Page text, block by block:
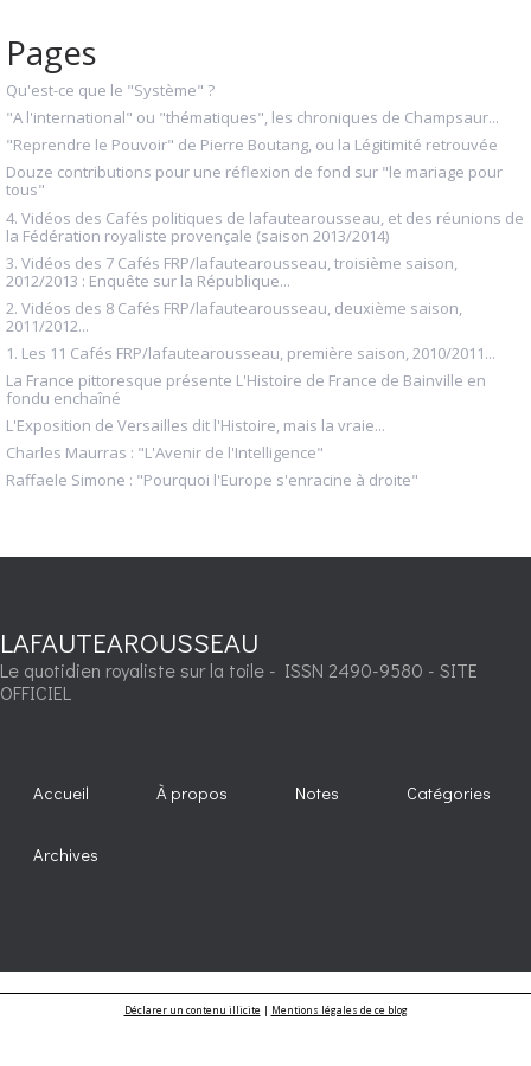
Pages
Qu'est-ce que le "Système" ?
"A l'international" ou "thématiques", les chroniques de Champsaur...
"Reprendre le Pouvoir" de Pierre Boutang, ou la Légitimité retrouvée
Douze contributions pour une réflexion de fond sur "le mariage pour
tous"
4. Vidéos des Cafés politiques de lafautearousseau, et des réunions de
la Fédération royaliste provençale (saison 2013/2014)
3. Vidéos des 7 Cafés FRP/lafautearousseau, troisième saison,
2012/2013 : Enquête sur la République...
2. Vidéos des 8 Cafés FRP/lafautearousseau, deuxième saison,
2011/2012...
1. Les 11 Cafés FRP/lafautearousseau, première saison, 2010/2011...
La France pittoresque présente L'Histoire de France de Bainville en
fondu enchaîné
L'Exposition de Versailles dit l'Histoire, mais la vraie...
Charles Maurras : "L'Avenir de l'Intelligence"
Raffaele Simone : "Pourquoi l'Europe s'enracine à droite"
LAFAUTEAROUSSEAU
Le quotidien royaliste sur la toile - ISSN 2490-9580 - SITE
OFFICIEL
Accueil À propos Notes Catégories
Archives
Déclarer un contenu illicite| Mentions légales de ce blog